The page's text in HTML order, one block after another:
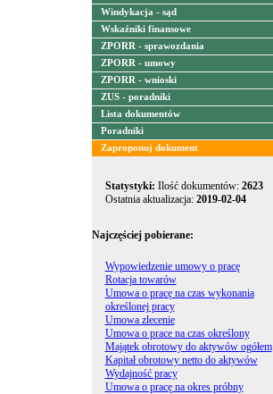
Windykacja - sąd
Wskaźniki finansowe
ZPORR - sprawozdania
ZPORR - umowy
ZPORR - wnioski
ZUS - poradniki
Lista dokumentów
Poradniki
Zaproponuj dokument
Statystyki: Ilość dokumentów: 2623
Ostatnia aktualizacja: 2019-02-04
Najczęściej pobierane:
Wypowiedzenie umowy o pracę
Rotacja towarów
Umowa o pracę na czas wykonania
określonej pracy
Umowa zlecenie
Umowa o prace na czas określony
Majątek obrotowy do aktywów ogółem
Kapitał obrotowy netto do aktywów
Wydajność pracy
Umowa o pracę na okres próbny